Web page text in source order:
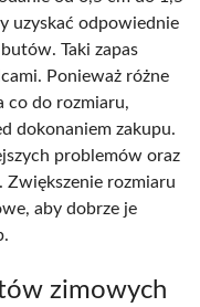
uzyskać odpowiednie
Taki zapas
Ponieważ różne
co do rozmiaru,
dokonaniem zakupu.
problemów oraz
rozmiaru
aby dobrze je
zimowych